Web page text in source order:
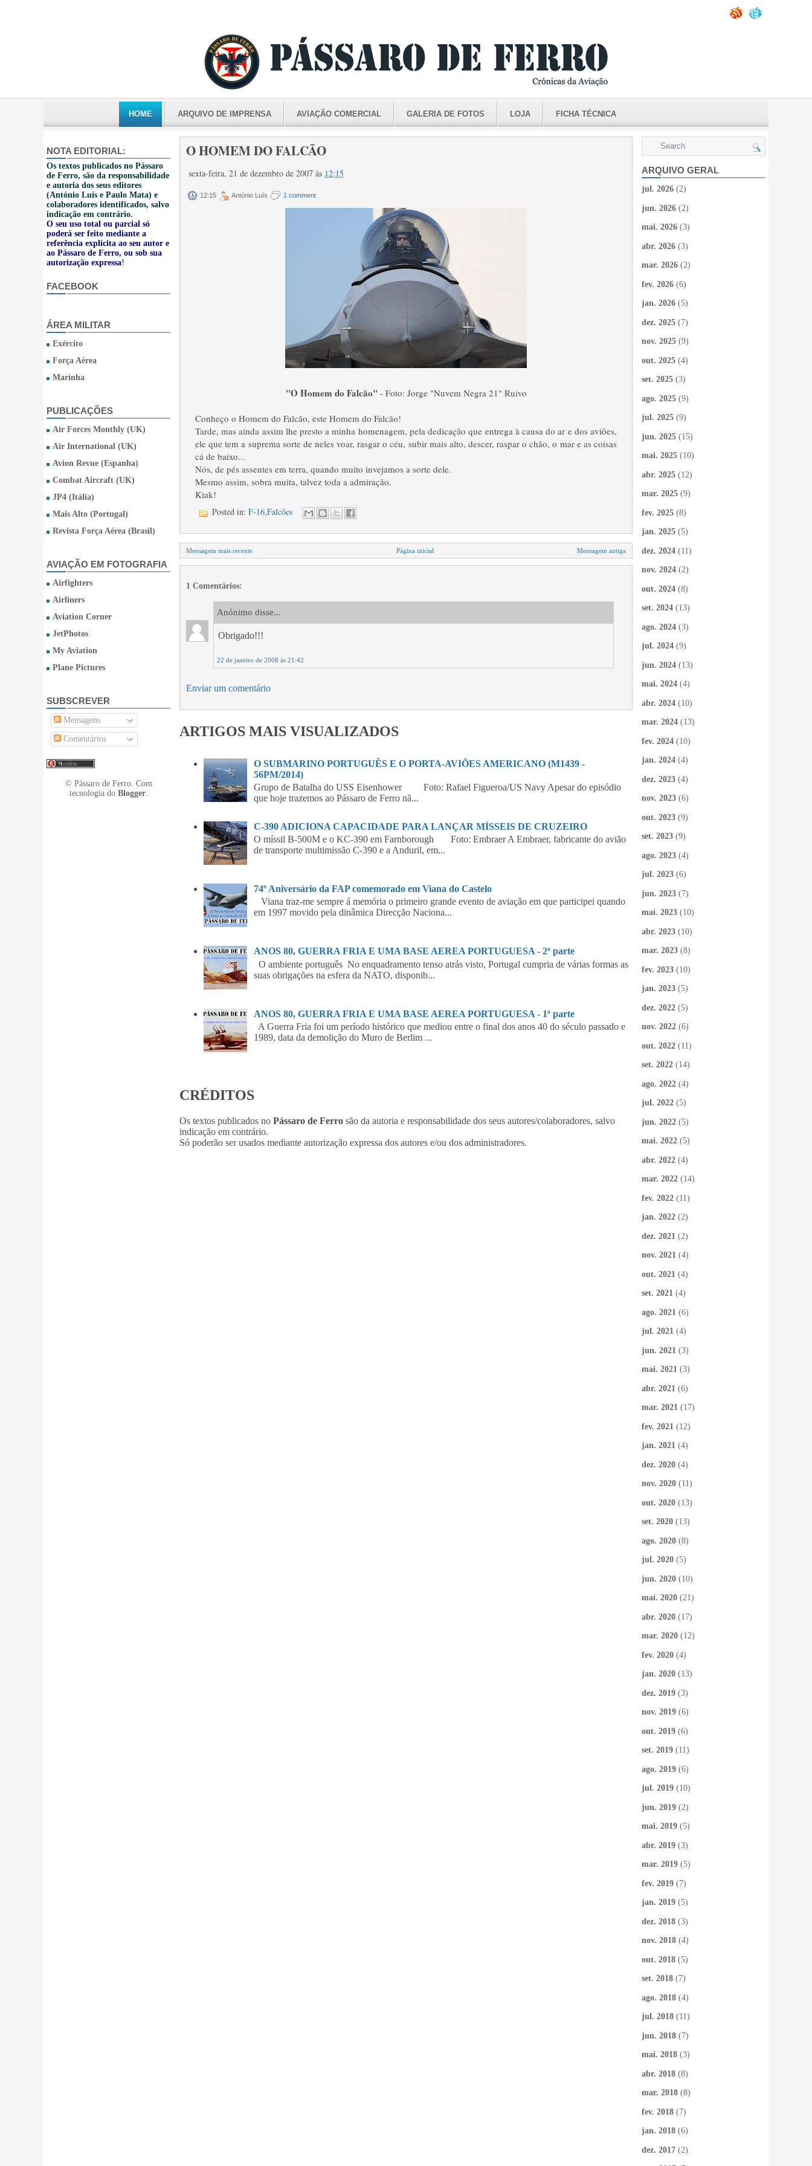
HOME ARQUIVO DE IMPRENSA AVIAÇÃO COMERCIAL GALERIA DE FOTOS LOJA FICHA TÉCNICA
NOTA EDITORIAL:
Os textos publicados no Pássaro
de Ferro, são da responsabilidade
e autoria dos seus editores
(António Luís e Paulo Mata) e
colaboradores identificados, salvo
indicação em contrário.
O seu uso total ou parcial só
poderá ser feito mediante a
referência explícita ao seu autor e
ao Pássaro de Ferro, ou sob sua
autorização expressa!
FACEBOOK
ÁREA MILITAR
Exército
Força Aérea
Marinha
PUBLICAÇÕES
Air Forces Monthly (UK)
Air International (UK)
Avion Revue (Espanha)
Combat Aircraft (UK)
JP4 (Itália)
Mais Alto (Portugal)
Revista Força Aérea (Brasil)
AVIAÇÃO EM FOTOGRAFIA
Airfighters
Airliners
Aviation Corner
JetPhotos
My Aviation
Plane Pictures
SUBSCREVER
Mensagens
Comentários
© Pássaro de Ferro. Com
tecnologia do Blogger.
O HOMEM DO FALCÃO
sexta-feira, 21 de dezembro de 2007 às 12:15
12:15 António Luís 1 comment
"O Homem do Falcão" - Foto: Jorge "Nuvem Negra 21" Ruivo
Conheço o Homem do Falcão, este Homem do Falcão!
Tarde, mas ainda assim lhe presto a minha homenagem, pela dedicação que entrega à causa do ar e dos aviões,
ele que tem a suprema sorte de neles voar, rasgar o céu, subir mais alto, descer, raspar o chão, o mar e as coisas
cá de baixo...
Nós, de pés assentes em terra, quando muito invejamos a sorte dele.
Mesmo assim, sobra muita, talvez toda a admiração.
Kiak!
Posted in: F-16,Falcões
Mensagem mais recente Mensagem antiga
Página inicial
1 Comentários:
Anónimo disse...
Obrigado!!!
22 de janeiro de 2008 às 21:42
Enviar um comentário
ARTIGOS MAIS VISUALIZADOS
O SUBMARINO PORTUGUÊS E O PORTA-AVIÕES AMERICANO (M1439 -
56PM/2014)
Grupo de Batalha do USS Eisenhower Foto: Rafael Figueroa/US Navy Apesar do episódio
que hoje trazemos ao Pássaro de Ferro nã...
C-390 ADICIONA CAPACIDADE PARA LANÇAR MÍSSEIS DE CRUZEIRO
O míssil B-500M e o KC-390 em Farnborough Foto: Embraer A Embraer, fabricante do avião
de transporte multimissão C-390 e a Anduril, em...
74º Aniversário da FAP comemorado em Viana do Castelo
Viana traz-me sempre á memória o primeiro grande evento de aviação em que participei quando
em 1997 movido pela dinâmica Direcção Naciona...
ANOS 80, GUERRA FRIA E UMA BASE AEREA PORTUGUESA - 2ª parte
O ambiente português No enquadramento tenso atrás visto, Portugal cumpria de várias formas as
suas obrigações na esfera da NATO, disponib...
ANOS 80, GUERRA FRIA E UMA BASE AEREA PORTUGUESA - 1ª parte
A Guerra Fria foi um período histórico que mediou entre o final dos anos 40 do século passado e
1989, data da demolição do Muro de Berlim ...
CRÉDITOS
Os textos publicados no Pássaro de Ferro são da autoria e responsabilidade dos seus autores/colaboradores, salvo
indicação em contrário.
Só poderão ser usados mediante autorização expressa dos autores e/ou dos administradores.
ARQUIVO GERAL
jul. 2026 (2)
jun. 2026 (2)
mai. 2026 (3)
abr. 2026 (3)
mar. 2026 (2)
fev. 2026 (6)
jan. 2026 (5)
dez. 2025 (7)
nov. 2025 (9)
out. 2025 (4)
set. 2025 (3)
ago. 2025 (9)
jul. 2025 (9)
jun. 2025 (15)
mai. 2025 (10)
abr. 2025 (12)
mar. 2025 (9)
fev. 2025 (8)
jan. 2025 (5)
dez. 2024 (11)
nov. 2024 (2)
out. 2024 (8)
set. 2024 (13)
ago. 2024 (3)
jul. 2024 (9)
jun. 2024 (13)
mai. 2024 (4)
abr. 2024 (10)
mar. 2024 (13)
fev. 2024 (10)
jan. 2024 (4)
dez. 2023 (4)
nov. 2023 (6)
out. 2023 (9)
set. 2023 (9)
ago. 2023 (4)
jul. 2023 (6)
jun. 2023 (7)
mai. 2023 (10)
abr. 2023 (10)
mar. 2023 (8)
fev. 2023 (10)
jan. 2023 (5)
dez. 2022 (5)
nov. 2022 (6)
out. 2022 (11)
set. 2022 (14)
ago. 2022 (4)
jul. 2022 (5)
jun. 2022 (5)
mai. 2022 (5)
abr. 2022 (4)
mar. 2022 (14)
fev. 2022 (11)
jan. 2022 (2)
dez. 2021 (2)
nov. 2021 (4)
out. 2021 (4)
set. 2021 (4)
ago. 2021 (6)
jul. 2021 (4)
jun. 2021 (3)
mai. 2021 (3)
abr. 2021 (6)
mar. 2021 (17)
fev. 2021 (12)
jan. 2021 (4)
dez. 2020 (4)
nov. 2020 (11)
out. 2020 (13)
set. 2020 (13)
ago. 2020 (8)
jul. 2020 (5)
jun. 2020 (10)
mai. 2020 (21)
abr. 2020 (17)
mar. 2020 (12)
fev. 2020 (4)
jan. 2020 (13)
dez. 2019 (3)
nov. 2019 (6)
out. 2019 (6)
set. 2019 (11)
ago. 2019 (6)
jul. 2019 (10)
jun. 2019 (2)
mai. 2019 (5)
abr. 2019 (3)
mar. 2019 (5)
fev. 2019 (7)
jan. 2019 (5)
dez. 2018 (3)
nov. 2018 (4)
out. 2018 (5)
set. 2018 (7)
ago. 2018 (4)
jul. 2018 (11)
jun. 2018 (7)
mai. 2018 (3)
abr. 2018 (8)
mar. 2018 (8)
fev. 2018 (7)
jan. 2018 (6)
dez. 2017 (2)